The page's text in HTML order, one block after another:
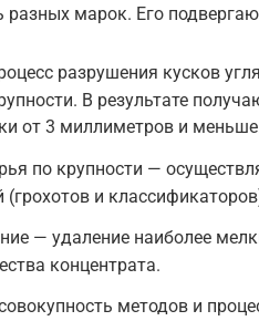
разных марок. Его
разрушения кусков
В результате
от 3 миллиметров и
по крупности —
(грохотов и
— удаление наиболее
концентрата.
методов и